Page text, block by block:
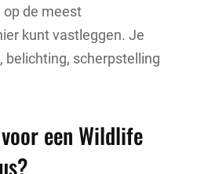
op de meest
kunt vastleggen. Je
belichting, scherpstelling
een Wildlife